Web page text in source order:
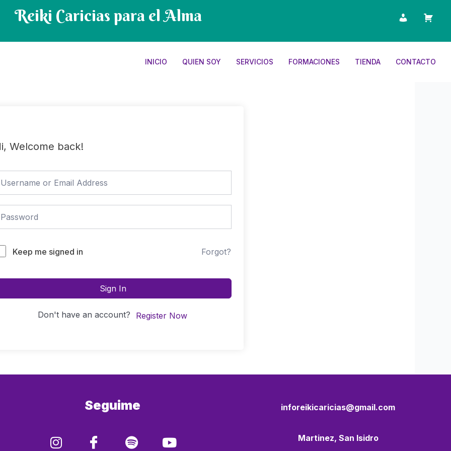
Reiki Caricias para el Alma
INICIO QUIEN SOY SERVICIOS FORMACIONES TIENDA CONTACTO
Welcome back!
Keep me signed in Forgot?
Sign In
Don't have an account? Register Now
Seguime inforeikicaricias@gmail.com
Martinez, San Isidro